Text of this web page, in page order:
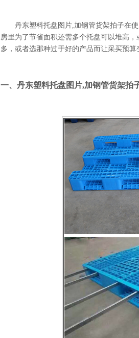
丹东塑料托盘图片,加钢管货架拍子在
房里为了节省面积还需多个托盘可以堆高
多，或者选那种过于好的产品而让采买预算
一、丹东塑料托盘图片,加钢管货架拍